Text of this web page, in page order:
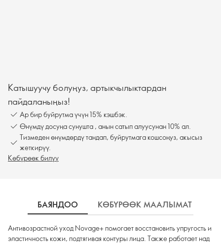
Катышуучу болуңуз, артыкчылыктардан
пайдаланыңыз!
Ар бир буйрутма үчүн 15% кэшбэк.
Өнүмдү досуңа сунушта , анын сатып алуусунан 10% ал.
Тизмеден өнүмдөрдү тандап, буйрутмага кошсоңуз, акысыз
жеткирүү.
Көбүрөөк билүү
БАЯНДОО КӨБҮРӨӨК МААЛЫМАТ
Антивозрастной уход Novage+ помогает восстановить упругость и
эластичность кожи, подтягивая контуры лица. Также работает над